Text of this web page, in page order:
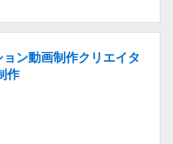
ン動画制作クリエイタ
作